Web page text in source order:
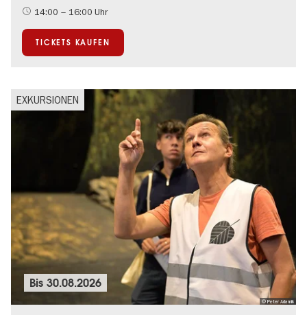
Kultursommer
14:00 – 16:00 Uhr
TICKETS KAUFEN
EXKURSIONEN
© Peter Adamik
Bis30.08.2026